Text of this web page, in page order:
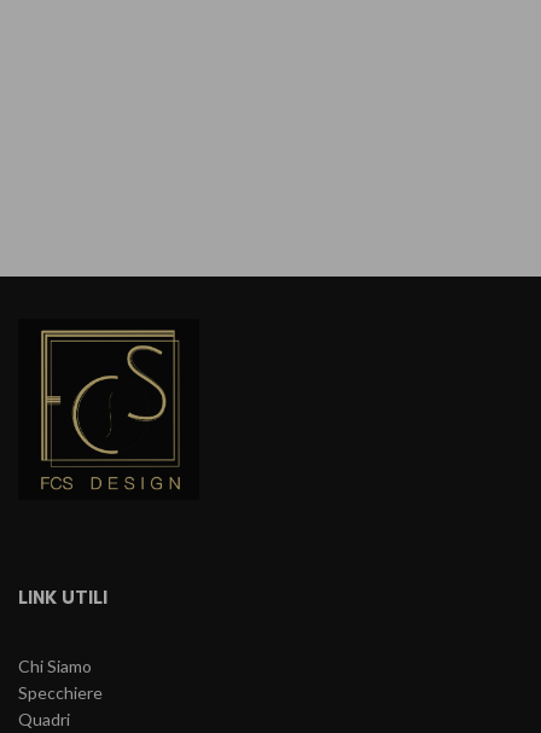
LINK UTILI
Chi Siamo
Specchiere
Quadri